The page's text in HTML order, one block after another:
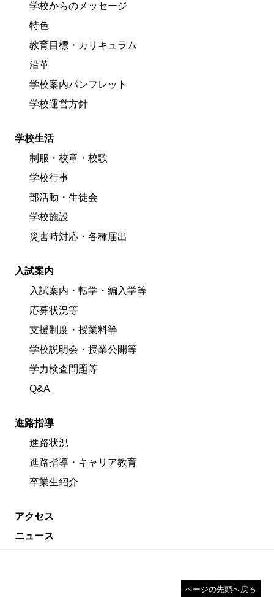
学校からのメッセージ
特色
教育目標・カリキュラム
沿革
学校案内パンフレット
学校運営方針
学校生活
制服・校章・校歌
学校行事
部活動・生徒会
学校施設
災害時対応・各種届出
入試案内
入試案内・転学・編入学等
応募状況等
支援制度・授業料等
学校説明会・授業公開等
学力検査問題等
Q&A
進路指導
進路状況
進路指導・キャリア教育
卒業生紹介
アクセス
ニュース
ページの先頭へ戻る